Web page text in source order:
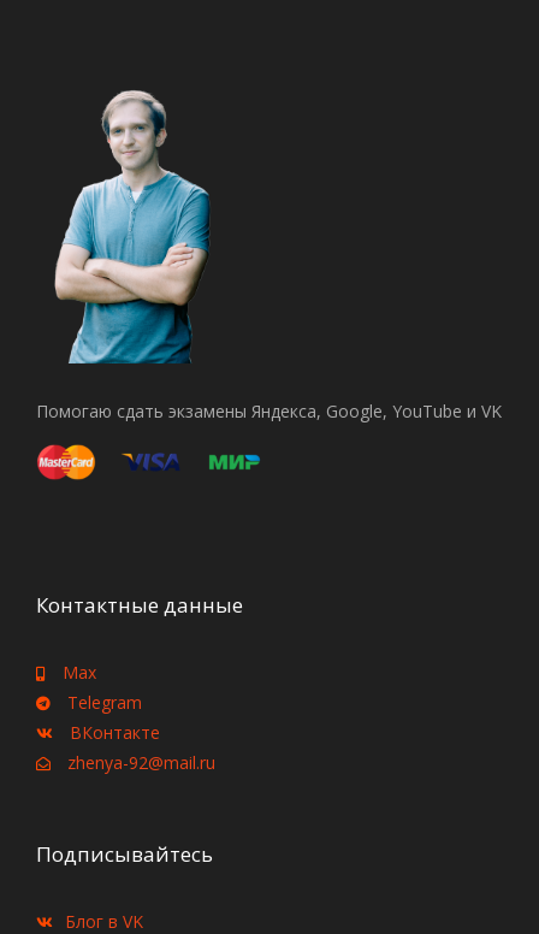
Помогаю сдать экзамены Яндекса, Google, YouTube и VK
Контактные данные
Max
Telegram
ВКонтакте
zhenya-92@mail.ru
Подписывайтесь
Блог в VK